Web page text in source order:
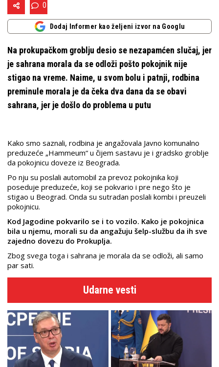
0
Dodaj Informer kao željeni izvor na Googlu
Na prokupačkom groblju desio se nezapamćen slučaj, jer
je sahrana morala da se odloži pošto pokojnik nije
stigao na vreme. Naime, u svom bolu i patnji, rodbina
preminule morala je da čeka dva dana da se obavi
sahrana, jer je došlo do problema u putu
Kako smo saznali, rodbina je angažovala Javno komunalno
preduzeće „Hammeum“ u čijem sastavu je i gradsko groblje
da pokojnicu doveze iz Beograda.
Po nju su poslali automobil za prevoz pokojnika koji
poseduje preduzeće, koji se pokvario i pre nego što je
stigao u Beograd. Onda su sutradan poslali kombi i preuzeli
pokojnicu.
Kod Jagodine pokvarilo se i to vozilo. Kako je pokojnica
bila u njemu, morali su da angažuju šelp-službu da ih sve
zajedno dovezu do Prokuplja.
Zbog svega toga i sahrana je morala da se odloži, ali samo
par sati.
Udarne vesti